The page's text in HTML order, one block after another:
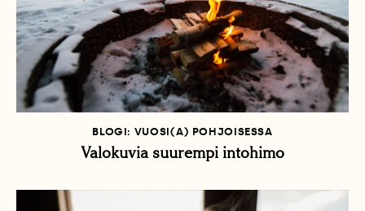
BLOGI: VUOSI(A) POHJOISESSA
Valokuvia suurempi intohimo